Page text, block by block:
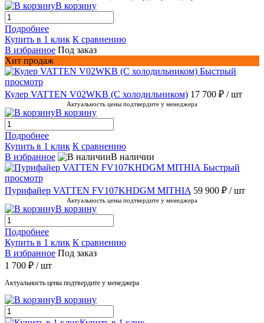
В корзину
Подробнее
Купить в 1 клик К сравнению
В избранное Под заказ
Хит продаж
Быстрый
просмотр
Кулер VATTEN V02WKB (С холодильником) 17 700 ₽ / шт
Актуальность цены подтвердите у менеджера
В корзину
Подробнее
Купить в 1 клик К сравнению
В избранное
В наличии
Быстрый
просмотр
Пурифайер VATTEN FV107KHDGM MITHIA 59 900 ₽ / шт
Актуальность цены подтвердите у менеджера
В корзину
Подробнее
Купить в 1 клик К сравнению
В избранное Под заказ
1 700 ₽ / шт
Актуальность цены подтвердите у менеджера
В корзину